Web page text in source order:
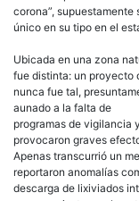
corona”, supuestamente
único en su tipo en el
Ubicada en una zona
fue distinta: un proyecto
nunca fue tal,
aunado a la falta de
programas de vigilancia
provocaron graves
Apenas transcurrió un
reportaron anomalías
descarga de lixiviados